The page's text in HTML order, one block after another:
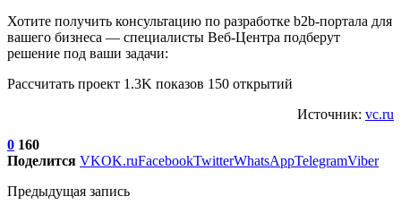
Хотите получить консультацию по разработке b2b-портала для
вашего бизнеса — специалисты Веб-Центра подберут
решение под ваши задачи:
Рассчитать проект 1.3K показов 150 открытий
Источник: vc.ru
0 160
Поделится VKOK.ruFacebookTwitterWhatsAppTelegramViber
Предыдущая запись